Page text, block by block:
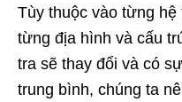
Tùy thuộc vào từng
từng địa hình và cấu
tra sẽ thay đổi và có
trung bình, chúng ta